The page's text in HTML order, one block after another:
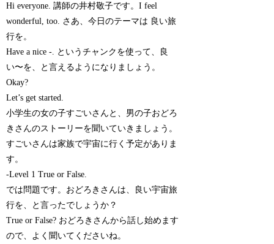
Hi everyone. 講師の井村敬子です。I feel
wonderful, too. さあ、今日のテーマは 良い旅
行を。
Have a nice -. というチャンクを使って、良
い〜を、と言えるようになりましょう。
Okay?
Let’s get started.
小学生の女の子すごいさんと、男の子おどろ
きさんのストーリーを聞いていきましょう。
すごいさんは家族で宇宙に行く予定がありま
す。
-Level 1 True or False.
では問題です。おどろきさんは、良い宇宙旅
行を、と言ったでしょうか？
True or False? おどろきさんから話し始めます
ので、よく聞いてくださいね。